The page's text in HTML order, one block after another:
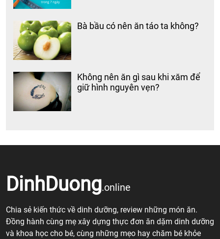
Bà bầu có nên ăn táo ta không?
Không nên ăn gì sau khi xăm để
giữ hình nguyên vẹn?
DinhDuong.online
Chia sẻ kiến thức về dinh dưỡng, review những món ăn.
Đồng hành cùng mẹ xây dựng thực đơn ăn dặm dinh dưỡng
và khoa học cho bé, cùng những mẹo hay chăm bé khỏe